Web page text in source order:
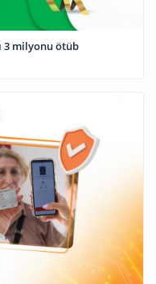
3 milyonu ötüb